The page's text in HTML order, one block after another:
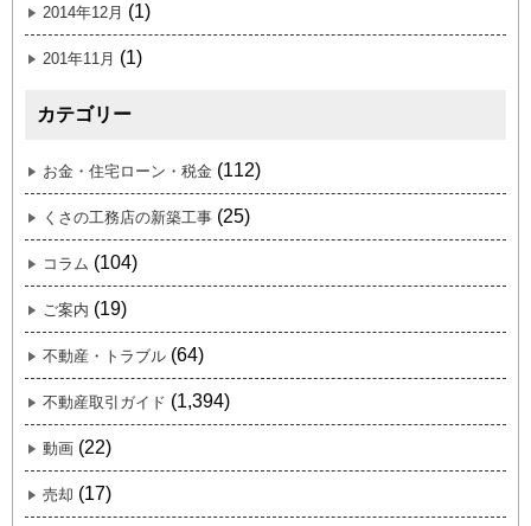
2014年12月 (1)
201年11月 (1)
カテゴリー
お金・住宅ローン・税金 (112)
くさの工務店の新築工事 (25)
コラム (104)
ご案内 (19)
不動産・トラブル (64)
不動産取引ガイド (1,394)
動画 (22)
売却 (17)